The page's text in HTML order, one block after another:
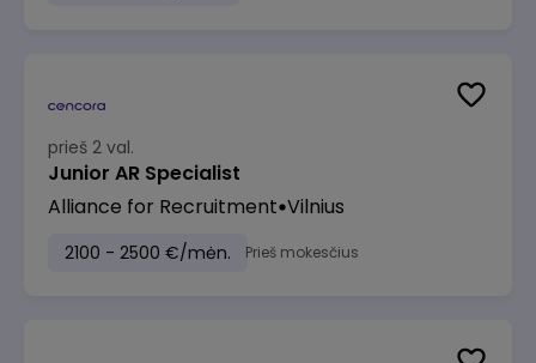
prieš 2 val.
Junior AR Specialist
Alliance for Recruitment Vilnius
2100 - 2500 €/mėn. Prieš mokesčius